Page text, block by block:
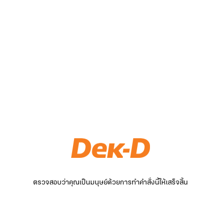
ตรวจสอบว่าคุณเป็นมนุษย์ด้วยการทำคำสั่งนี้ให้เสร็จสิ้น